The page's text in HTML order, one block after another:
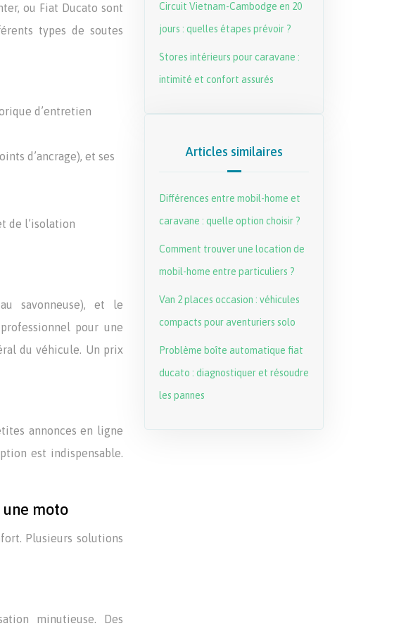
ou Fiat Ducato sont
types de soutes
d’entretien
d’ancrage), et ses
de l’isolation
savonneuse), et le
pour une
du véhicule. Un prix
annonces en ligne
est indispensable.
moto
Plusieurs solutions
minutieuse. Des
Circuit Vietnam-Cambodge en 20
jours : quelles étapes prévoir ?
Stores intérieurs pour caravane :
intimité et confort assurés
Articles similaires
Différences entre mobil-home et
caravane : quelle option choisir ?
Comment trouver une location de
mobil-home entre particuliers ?
Van 2 places occasion : véhicules
compacts pour aventuriers solo
Problème boîte automatique fiat
ducato : diagnostiquer et résoudre
les pannes